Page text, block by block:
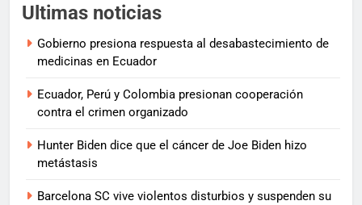
Ultimas noticias
Gobierno presiona respuesta al desabastecimiento de
medicinas en Ecuador
Ecuador, Perú y Colombia presionan cooperación
contra el crimen organizado
Hunter Biden dice que el cáncer de Joe Biden hizo
metástasis
Barcelona SC vive violentos disturbios y suspenden su